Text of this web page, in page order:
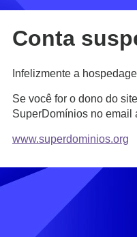
Conta
Infelizmente a
Se você for o dono do
SuperDomínios no email
www.superdominios.org